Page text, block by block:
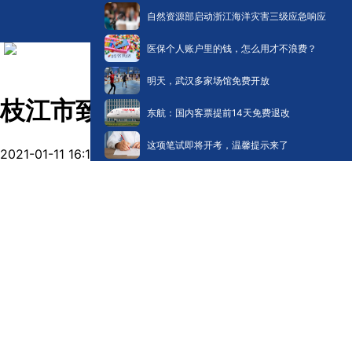
自然资源部启动浙江海洋灾害三级应急响应
医保个人账户里的钱，怎么用才不浪费？
明天，武汉多家场馆免费开放
东航：国内客票提前14天免费退改
这项笔试即将开考，温馨提示来了
枝江市致残协会覃江燕和您分享
2021-01-11 16:18 阅读:35184